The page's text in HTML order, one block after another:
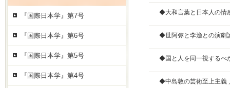
◆大和言葉と日本人の情
◆世阿弥と李漁との演劇
◆国と人を同一視するべ
◆中島敦の芸術至上主義
『国際日本学』第7号
『国際日本学』第6号
『国際日本学』第5号
『国際日本学』第4号